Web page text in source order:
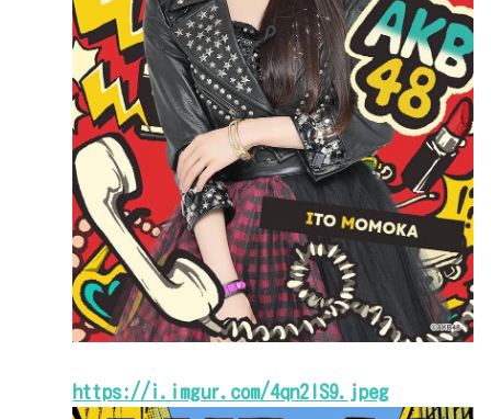
https://i.imgur.com/4qn2IS9.jpeg